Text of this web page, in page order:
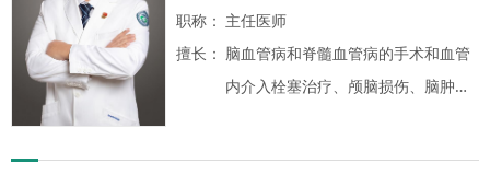
职称： 主任医师
擅长： 脑血管病和脊髓血管病的手术和血管
内介入栓塞治疗、颅脑损伤、脑肿瘤